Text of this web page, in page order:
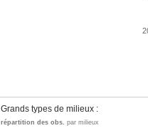
Grands types de milieux :
répartition des obs. par milieux